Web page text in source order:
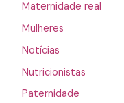
Maternidade real
Mulheres
Notícias
Nutricionistas
Paternidade